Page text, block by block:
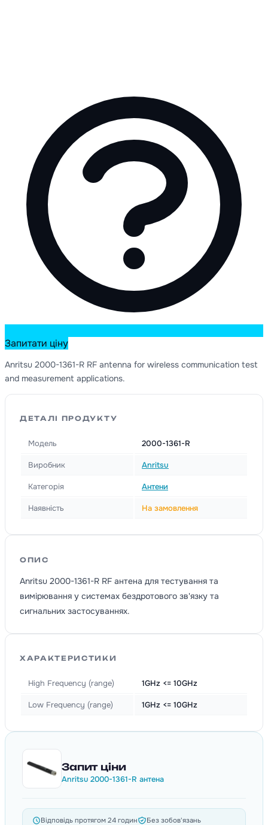
Запитати ціну
Anritsu 2000-1361-R RF antenna for wireless communication test
and measurement applications.
ДЕТАЛІ ПРОДУКТУ
Модель 2000-1361-R
Виробник Anritsu
Категорія Антени
Наявність На замовлення
ОПИС
Anritsu 2000-1361-R RF антена для тестування та
вимірювання у системах бездротового зв'язку та
сигнальних застосуваннях.
ХАРАКТЕРИСТИКИ
High Frequency (range) 1GHz <= 10GHz
Low Frequency (range) 1GHz <= 10GHz
Запит ціни
Anritsu 2000-1361-R антена
Відповідь протягом 24 годин
Без зобов'язань